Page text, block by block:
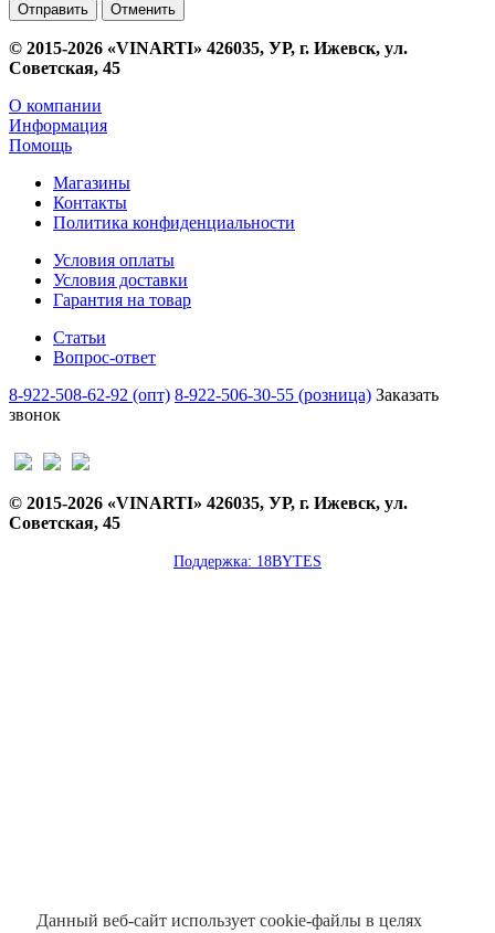
Отменить
© 2015-2026 «VINARTI» 426035, УР, г. Ижевск, ул.
Советская, 45
О компании
Информация
Помощь
Магазины
Контакты
Политика конфиденциальности
Условия оплаты
Условия доставки
Гарантия на товар
Статьи
Вопрос-ответ
8-922-508-62-92 (опт) 8-922-506-30-55 (розница) Заказать
звонок
© 2015-2026 «VINARTI» 426035, УР, г. Ижевск, ул.
Советская, 45
Поддержка: 18BYTES
Данный веб-сайт использует cookie-файлы в целях